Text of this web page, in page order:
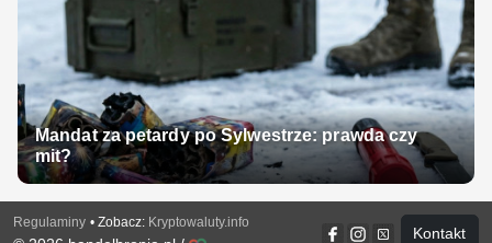
Mandat za petardy po Sylwestrze: prawda czy
mit?
Regulaminy • Zobacz: Kryptowaluty.info
Kontakt